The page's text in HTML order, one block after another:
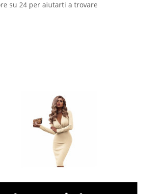
su 24 per aiutarti a trovare